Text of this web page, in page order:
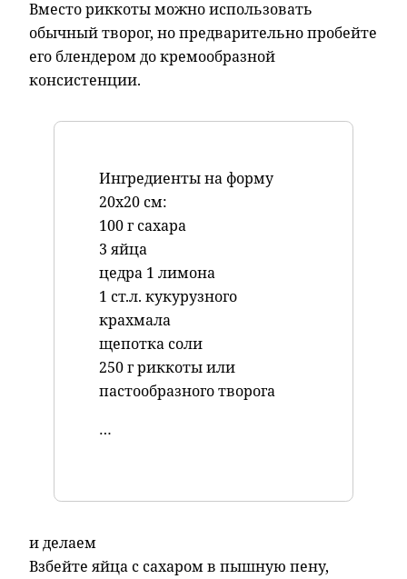
Вместо риккоты можно использовать
обычный творог, но предварительно пробейте
его блендером до кремообразной
консистенции.
Ингредиенты на форму
20х20 см:
100 г сахара
3 яйца
цедра 1 лимона
1 ст.л. кукурузного
крахмала
щепотка соли
250 г риккоты или
пастообразного творога
…
и делаем
Взбейте яйца с сахаром в пышную пену,